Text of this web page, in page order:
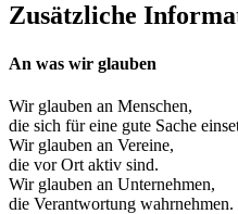
Zusätzliche
An was wir glauben
Wir glauben an Menschen,
die sich für eine gute Sache
Wir glauben an Vereine,
die vor Ort aktiv sind.
Wir glauben an Unternehmen,
die Verantwortung wahrnehmen.